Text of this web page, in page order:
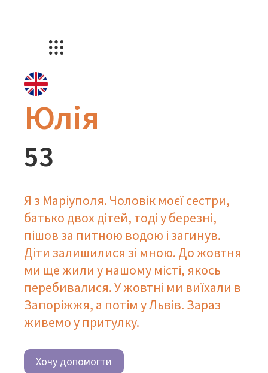
Юлія
53
Я з Маріуполя. Чоловік моєї сестри,
батько двох дітей, тоді у березні,
пішов за питною водою і загинув.
Діти залишилися зі мною. До жовтня
ми ще жили у нашому місті, якось
перебивалися. У жовтні ми виїхали в
Запоріжжя, а потім у Львів. Зараз
живемо у притулку.
Хочу допомогти